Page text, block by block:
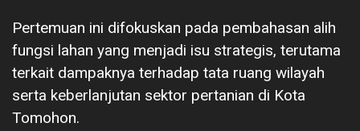
Pertemuan ini difokuskan pada pembahasan alih
fungsi lahan yang menjadi isu strategis, terutama
terkait dampaknya terhadap tata ruang wilayah
serta keberlanjutan sektor pertanian di Kota
Tomohon.